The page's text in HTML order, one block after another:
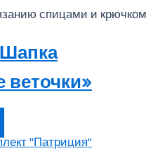
спицами и крючком